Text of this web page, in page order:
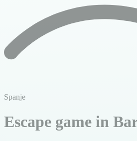
Spanje
Escape game in